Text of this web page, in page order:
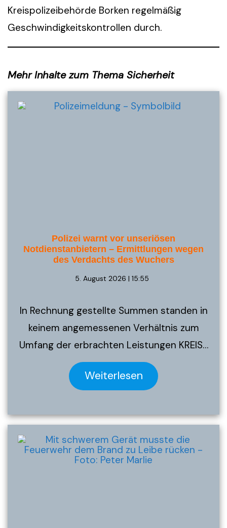
Kreispolizeibehörde Borken regelmäßig
Geschwindigkeitskontrollen durch.
Mehr Inhalte zum Thema Sicherheit
Polizei warnt vor unseriösen
Notdienstanbietern – Ermittlungen wegen
des Verdachts des Wuchers
5. August 2026 | 15:55
In Rechnung gestellte Summen standen in
keinem angemessenen Verhältnis zum
Umfang der erbrachten Leistungen KREIS…
Weiterlesen